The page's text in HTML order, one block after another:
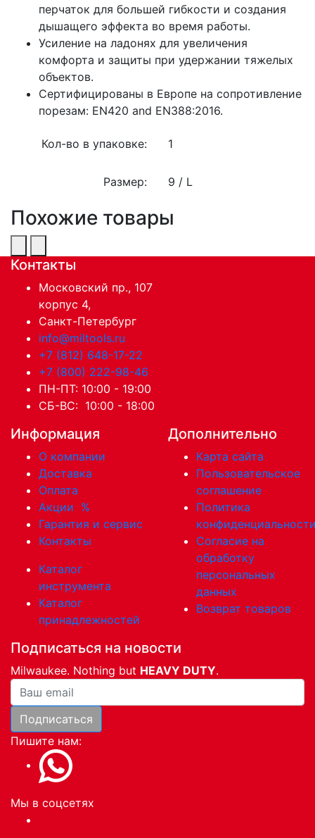
перчаток для большей гибкости и создания
дышащего эффекта во время работы.
Усиление на ладонях для увеличения
комфорта и защиты при удержании тяжелых
объектов.
Сертифицированы в Европе на сопротивление
порезам: EN420 and EN388:2016.
Кол-во в упаковке: 1
Размер: 9 / L
Похожие товары
Контакты
Московский пр., 107
корпус 4,
Санкт-Петербург
info@miltools.ru
+7 (812) 648-17-22
+7 (800) 222-98-46
ПН-ПТ: 10:00 - 19:00
СБ-ВС: 10:00 - 18:00
Информация
О компании
Доставка
Оплата
Акции %
Гарантия и сервис
Контакты
Каталог
инструмента
Каталог
принадлежностей
Дополнительно
Карта сайта
Пользовательское
соглашение
Политика
Согласие на
обработку
персональных
данных
Возврат товаров
Подписаться на новости
Milwaukee. Nothing but HEAVY DUTY.
Ваша почта
Подписаться
Пишите нам:
Мы в соцсетях